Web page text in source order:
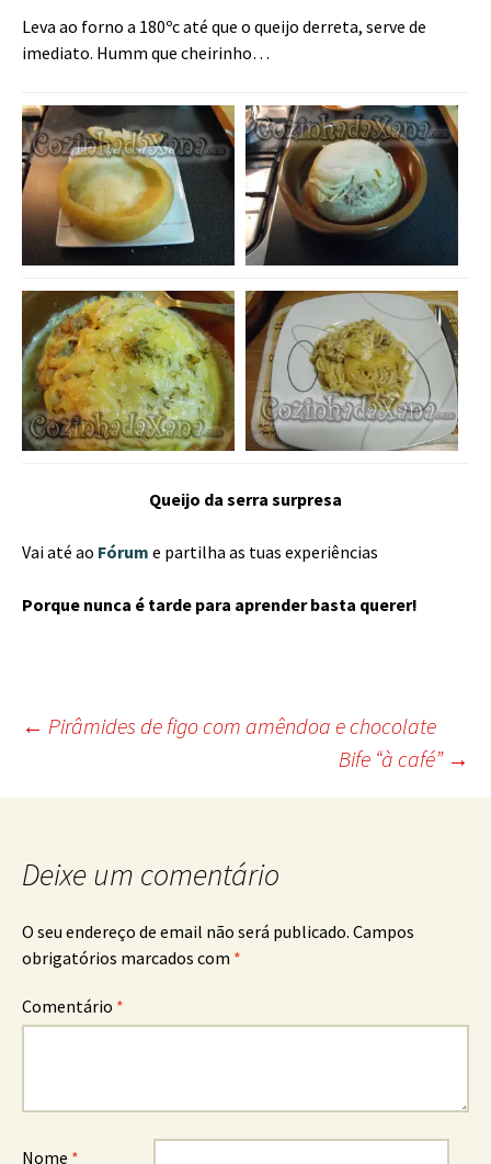
Leva ao forno a 180ºc até que o queijo derreta, serve de
imediato. Humm que cheirinho…
Queijo da serra surpresa
Vai até ao Fórum e partilha as tuas experiências
Porque nunca é tarde para aprender basta querer!
Post
navigation
← Pirâmides de figo com amêndoa e chocolate
Bife “à café” →
Deixe um comentário
O seu endereço de email não será publicado. Campos
obrigatórios marcados com *
Comentário *
Nome *